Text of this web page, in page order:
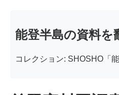
能登半島の資料を
コレクション: SHOSHO「能